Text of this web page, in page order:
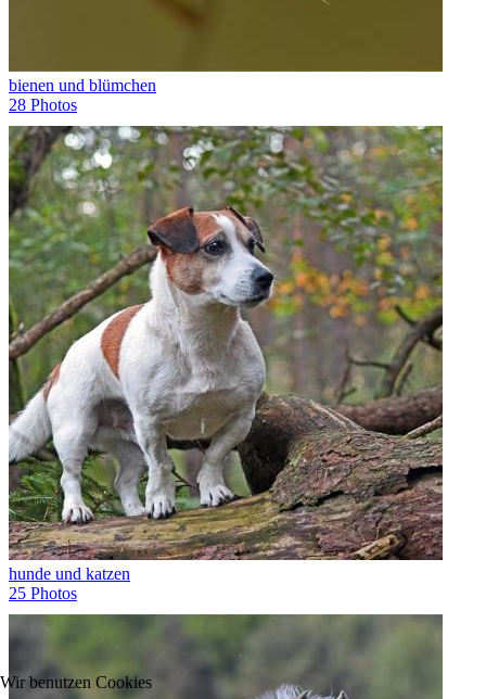
bienen und blümchen
28 Photos
hunde und katzen
25 Photos
Wir benutzen Cookies